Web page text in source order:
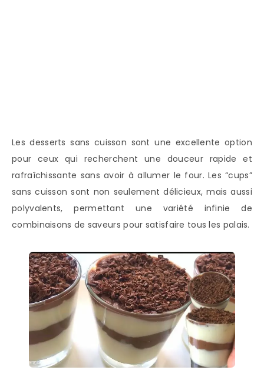
Les desserts sans cuisson sont une excellente option
pour ceux qui recherchent une douceur rapide et
rafraîchissante sans avoir à allumer le four. Les “cups”
sans cuisson sont non seulement délicieux, mais aussi
polyvalents, permettant une variété infinie de
combinaisons de saveurs pour satisfaire tous les palais.